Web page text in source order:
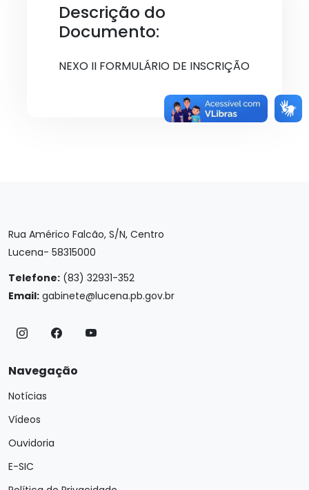
Descrição do
Documento:
NEXO II FORMULÁRIO DE INSCRIÇÃO
Rua Américo Falcão, S/N, Centro
Lucena- 58315000
Telefone: (83) 32931-352
Email: gabinete@lucena.pb.gov.br
Navegação
Notícias
Vídeos
Ouvidoria
E-SIC